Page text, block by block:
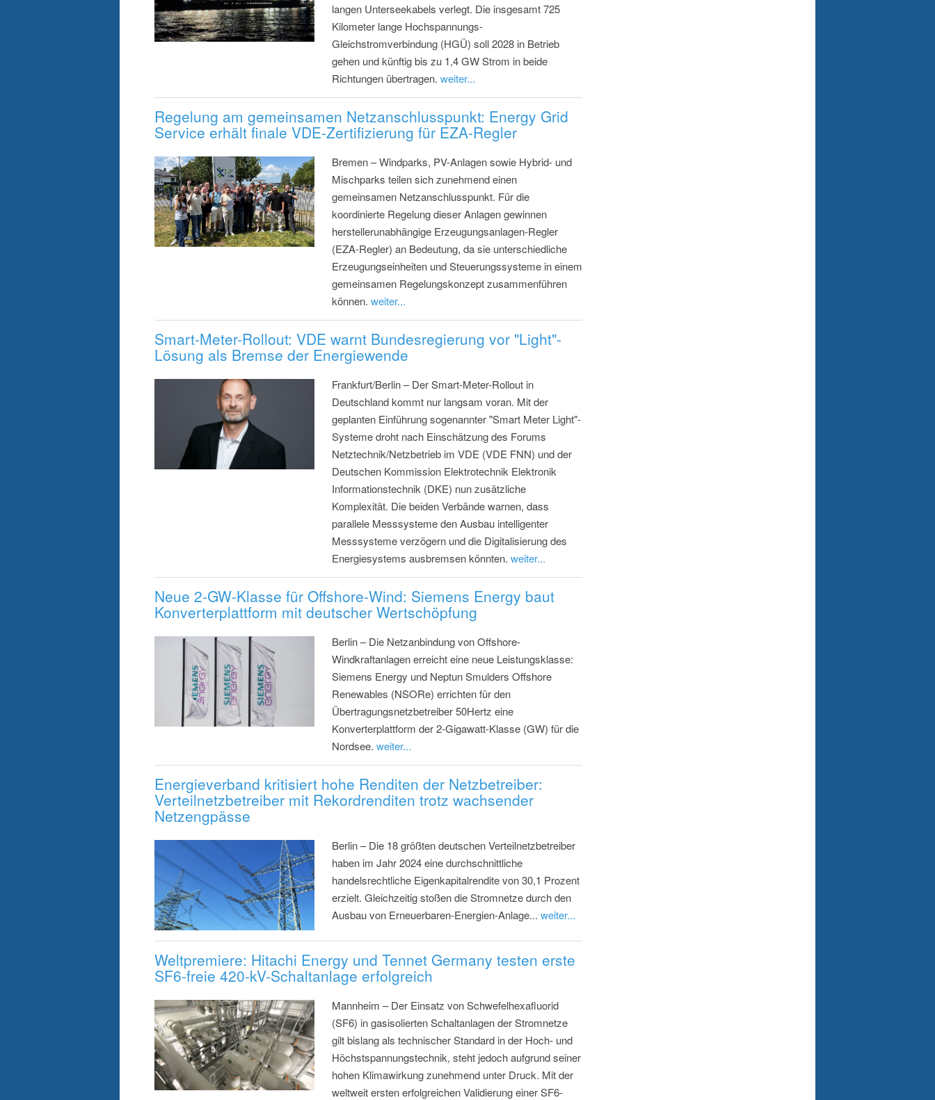
langen Unterseekabels verlegt. Die insgesamt 725
Kilometer lange Hochspannungs-
Gleichstromverbindung (HGÜ) soll 2028 in Betrieb
gehen und künftig bis zu 1,4 GW Strom in beide
Richtungen übertragen. weiter...
Regelung am gemeinsamen Netzanschlusspunkt: Energy Grid
Service erhält finale VDE-Zertifizierung für EZA-Regler
Bremen – Windparks, PV-Anlagen sowie Hybrid- und
Mischparks teilen sich zunehmend einen
gemeinsamen Netzanschlusspunkt. Für die
koordinierte Regelung dieser Anlagen gewinnen
herstellerunabhängige Erzeugungsanlagen-Regler
(EZA-Regler) an Bedeutung, da sie unterschiedliche
Erzeugungseinheiten und Steuerungssysteme in einem
gemeinsamen Regelungskonzept zusammenführen
können. weiter...
Smart-Meter-Rollout: VDE warnt Bundesregierung vor "Light"-
Lösung als Bremse der Energiewende
Frankfurt/Berlin – Der Smart-Meter-Rollout in
Deutschland kommt nur langsam voran. Mit der
geplanten Einführung sogenannter "Smart Meter Light"-
Systeme droht nach Einschätzung des Forums
Netztechnik/Netzbetrieb im VDE (VDE FNN) und der
Deutschen Kommission Elektrotechnik Elektronik
Informationstechnik (DKE) nun zusätzliche
Komplexität. Die beiden Verbände warnen, dass
parallele Messsysteme den Ausbau intelligenter
Messsysteme verzögern und die Digitalisierung des
Energiesystems ausbremsen könnten. weiter...
Neue 2-GW-Klasse für Offshore-Wind: Siemens Energy baut
Konverterplattform mit deutscher Wertschöpfung
Berlin – Die Netzanbindung von Offshore-
Windkraftanlagen erreicht eine neue Leistungsklasse:
Siemens Energy und Neptun Smulders Offshore
Renewables (NSORe) errichten für den
Übertragungsnetzbetreiber 50Hertz eine
Konverterplattform der 2-Gigawatt-Klasse (GW) für die
Nordsee. weiter...
Energieverband kritisiert hohe Renditen der Netzbetreiber:
Verteilnetzbetreiber mit Rekordrenditen trotz wachsender
Netzengpässe
Berlin – Die 18 größten deutschen Verteilnetzbetreiber
haben im Jahr 2024 eine durchschnittliche
handelsrechtliche Eigenkapitalrendite von 30,1 Prozent
erzielt. Gleichzeitig stoßen die Stromnetze durch den
Ausbau von Erneuerbaren-Energien-Anlage... weiter...
Weltpremiere: Hitachi Energy und Tennet Germany testen erste
SF6-freie 420-kV-Schaltanlage erfolgreich
Mannheim – Der Einsatz von Schwefelhexafluorid
(SF6) in gasisolierten Schaltanlagen der Stromnetze
gilt bislang als technischer Standard in der Hoch- und
Höchstspannungstechnik, steht jedoch aufgrund seiner
hohen Klimawirkung zunehmend unter Druck. Mit der
weltweit ersten erfolgreichen Validierung einer SF6-